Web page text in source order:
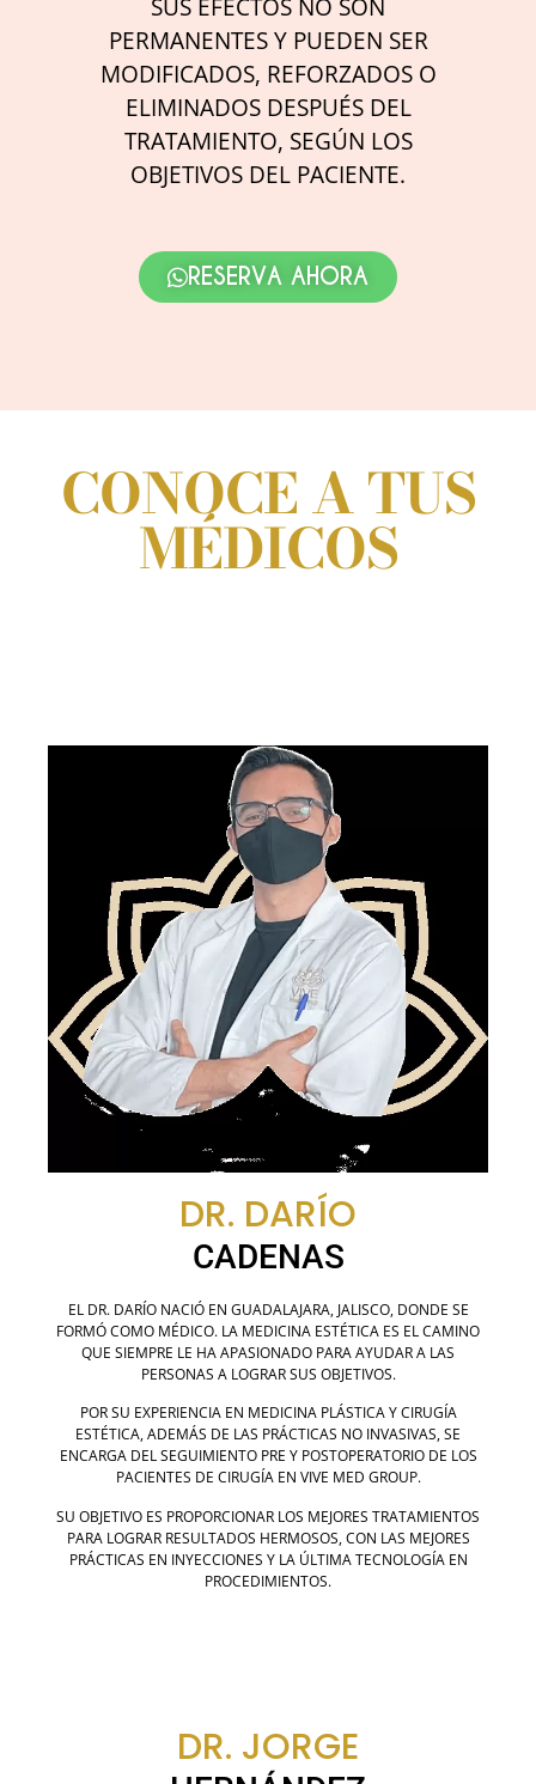
SUS EFECTOS NO SON
PERMANENTES Y PUEDEN SER
MODIFICADOS, REFORZADOS O
ELIMINADOS DESPUÉS DEL
TRATAMIENTO, SEGÚN LOS
OBJETIVOS DEL PACIENTE.
RESERVA AHORA
CONOCE A TUS
MÉDICOS
DR. DARÍO
CADENAS
EL DR. DARÍO NACIÓ EN GUADALAJARA, JALISCO, DONDE SE
FORMÓ COMO MÉDICO. LA MEDICINA ESTÉTICA ES EL CAMINO
QUE SIEMPRE LE HA APASIONADO PARA AYUDAR A LAS
PERSONAS A LOGRAR SUS OBJETIVOS.
POR SU EXPERIENCIA EN MEDICINA PLÁSTICA Y CIRUGÍA
ESTÉTICA, ADEMÁS DE LAS PRÁCTICAS NO INVASIVAS, SE
ENCARGA DEL SEGUIMIENTO PRE Y POSTOPERATORIO DE LOS
PACIENTES DE CIRUGÍA EN VIVE MED GROUP.
SU OBJETIVO ES PROPORCIONAR LOS MEJORES TRATAMIENTOS
PARA LOGRAR RESULTADOS HERMOSOS, CON LAS MEJORES
PRÁCTICAS EN INYECCIONES Y LA ÚLTIMA TECNOLOGÍA EN
PROCEDIMIENTOS.
DR. JORGE